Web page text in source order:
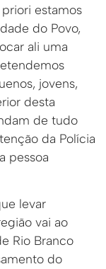
estamos
do Povo,
ali uma
jovens,
desta
de tudo
da Polícia
pessoa
levar
vai ao
Rio Branco
do